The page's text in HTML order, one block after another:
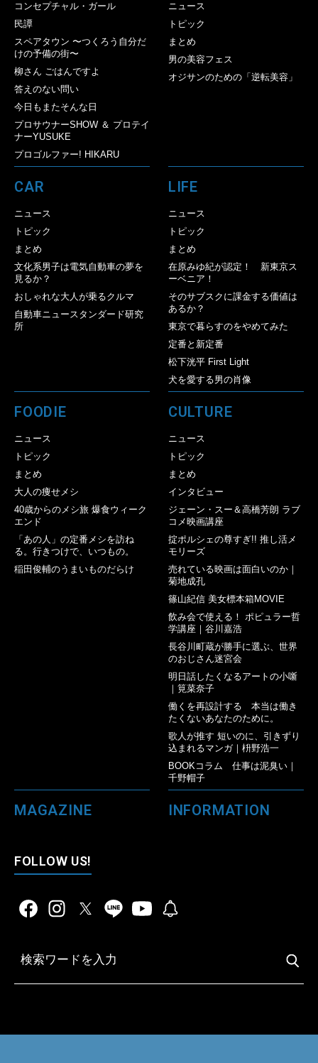
コンセプチャル・ガール
民譚
スペアタウン 〜つくろう自分だ
けの予備の街〜
柳さん ごはんですよ
答えのない問い
今日もまたそんな日
プロサウナーSHOW ＆ プロテイ
ナーYUSUKE
プロゴルファー! HIKARU
ニュース
トピック
まとめ
男の美容フェス
オジサンのための「逆転美容」
CAR
ニュース
トピック
まとめ
文化系男子は電気自動車の夢を
見るか？
おしゃれな大人が乗るクルマ
自動車ニュースタンダード研究
所
LIFE
ニュース
トピック
まとめ
在原みゆ紀が認定！ 新東京ス
ーベニア！
そのサブスクに課金する価値は
あるか？
東京で暮らすのをやめてみた
定番と新定番
松下洸平 First Light
犬を愛する男の肖像
FOODIE
ニュース
トピック
まとめ
大人の痩せメシ
40歳からのメシ旅 爆食ウィーク
エンド
「あの人」の定番メシを訪ね
る。行きつけで、いつもの。
稲田俊輔のうまいものだらけ
CULTURE
ニュース
トピック
まとめ
インタビュー
ジェーン・スー＆高橋芳朗 ラブ
コメ映画講座
掟ポルシェの尊すぎ!! 推し活メ
モリーズ
売れている映画は面白いのか｜
菊地成孔
篠山紀信 美女標本箱MOVIE
飲み会で使える！ ポピュラー哲
学講座｜谷川嘉浩
長谷川町蔵が勝手に選ぶ、世界
のおじさん迷宮会
明日話したくなるアートの小噺
｜筧菜奈子
働くを再設計する 本当は働き
たくないあなたのために。
歌人が推す 短いのに、引きずり
込まれるマンガ｜枡野浩一
BOOKコラム 仕事は泥臭い｜
千野帽子
MAGAZINE INFORMATION
FOLLOW US!